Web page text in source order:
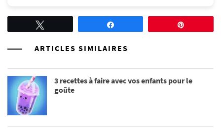
ARTICLES SIMILAIRES
3 recettes à faire avec vos enfants pour le
goûte